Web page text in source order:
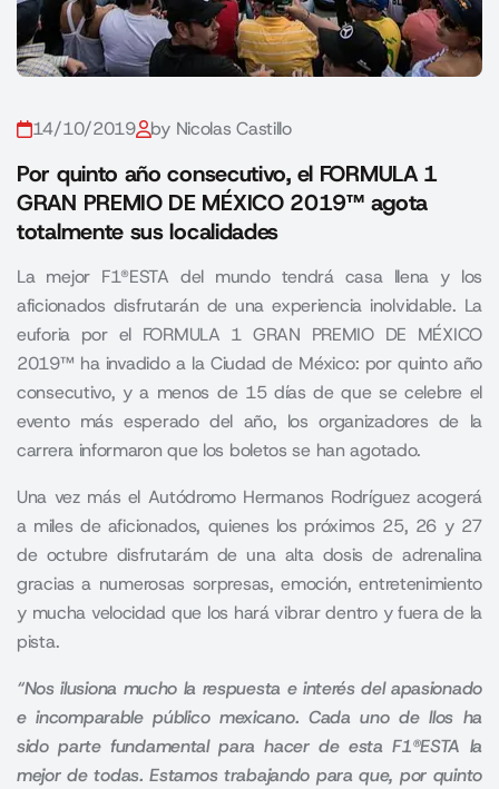
14/10/2019 by Nicolas Castillo
Por quinto año consecutivo, el FORMULA 1
GRAN PREMIO DE MÉXICO 2019™ agota
totalmente sus localidades
La mejor F1®ESTA del mundo tendrá casa llena y los
aficionados disfrutarán de una experiencia inolvidable. La
euforia por el FORMULA 1 GRAN PREMIO DE MÉXICO
2019™ ha invadido a la Ciudad de México: por quinto año
consecutivo, y a menos de 15 días de que se celebre el
evento más esperado del año, los organizadores de la
carrera informaron que los boletos se han agotado.
Una vez más el Autódromo Hermanos Rodríguez acogerá
a miles de aficionados, quienes los próximos 25, 26 y 27
de octubre disfrutarám de una alta dosis de adrenalina
gracias a numerosas sorpresas, emoción, entretenimiento
y mucha velocidad que los hará vibrar dentro y fuera de la
pista.
“Nos ilusiona mucho la respuesta e interés del apasionado
e incomparable público mexicano. Cada uno de llos ha
sido parte fundamental para hacer de esta F1®ESTA la
mejor de todas. Estamos trabajando para que, por quinto